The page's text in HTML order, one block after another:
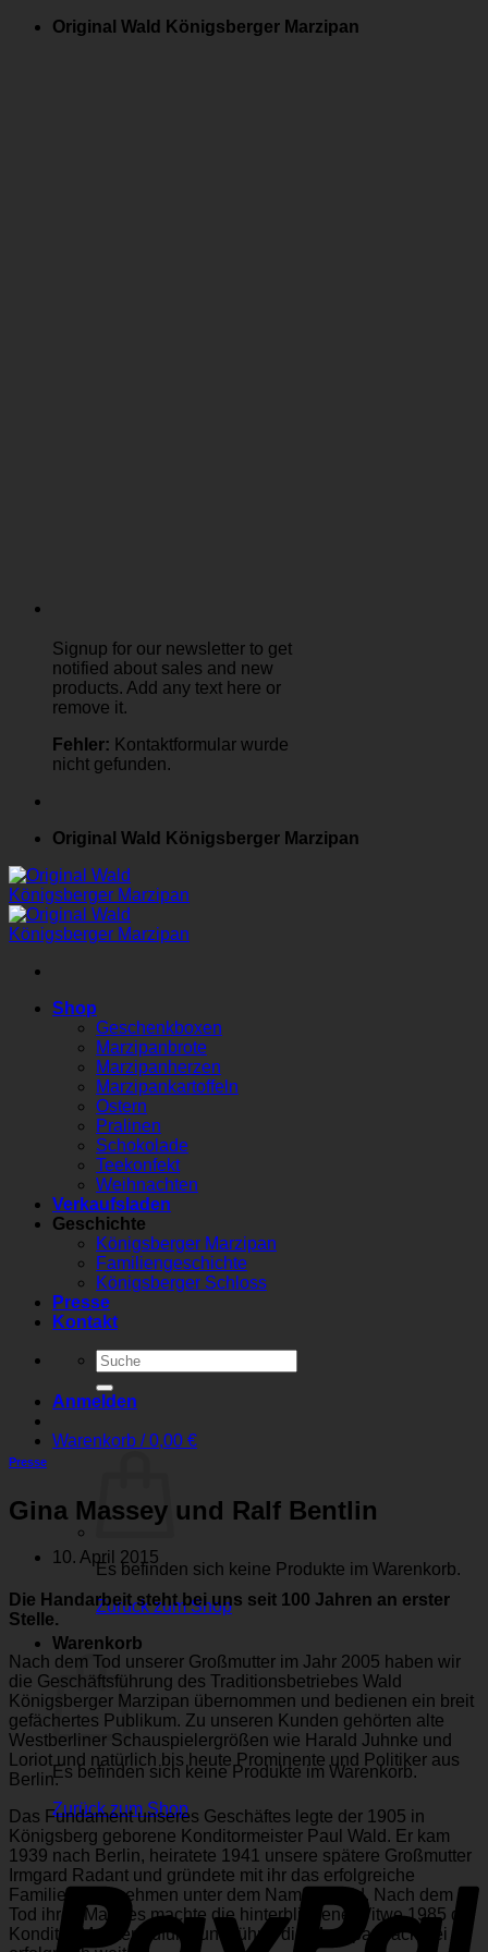
Zum
Original Wald Königsberger Marzipan
Signup for our newsletter to get
notified about sales and new
products. Add any text here or
remove it.
Fehler: Kontaktformular wurde
nicht gefunden.
Original Wald Königsberger Marzipan
Shop
Geschenkboxen
Marzipanbrote
Marzipanherzen
Marzipankartoffeln
Ostern
Pralinen
Schokolade
Teekonfekt
Weihnachten
Verkaufsladen
Geschichte
Königsberger Marzipan
Familiengeschichte
Königsberger Schloss
Presse
Kontakt
Suchen
nach:
Anmelden
Warenkorb /0,00 €
Es befinden sich keine Produkte im Warenkorb.
Zurück zum Shop
Warenkorb
Es befinden sich keine Produkte im Warenkorb.
Zurück zum Shop
Presse
Gina Massey und Ralf Bentlin
10. April 2015
Die Handarbeit steht bei uns seit 100 Jahren an erster
Stelle.
Nach dem Tod unserer Großmutter im Jahr 2005 haben wir
die Geschäftsführung des Traditionsbetriebes Wald
Königsberger Marzipan übernommen und bedienen ein breit
gefächertes Publikum. Zu unseren Kunden gehörten alte
Westberliner Schauspielergrößen wie Harald Juhnke und
Loriot und natürlich bis heute Prominente und Politiker aus
Berlin.
Das Fundament unseres Geschäftes legte der 1905 in
Königsberg geborene Konditormeister Paul Wald. Er kam
1939 nach Berlin, heiratete 1941 unsere spätere Großmutter
Irmgard Radant und gründete mit ihr das erfolgreiche
Familienunternehmen unter dem Namen Wald. Nach dem
Tod ihres Mannes machte die hinterbliebene Witwe 1985 die
Konditor-Meisterprüfung und führte die Marzipanbäckerei